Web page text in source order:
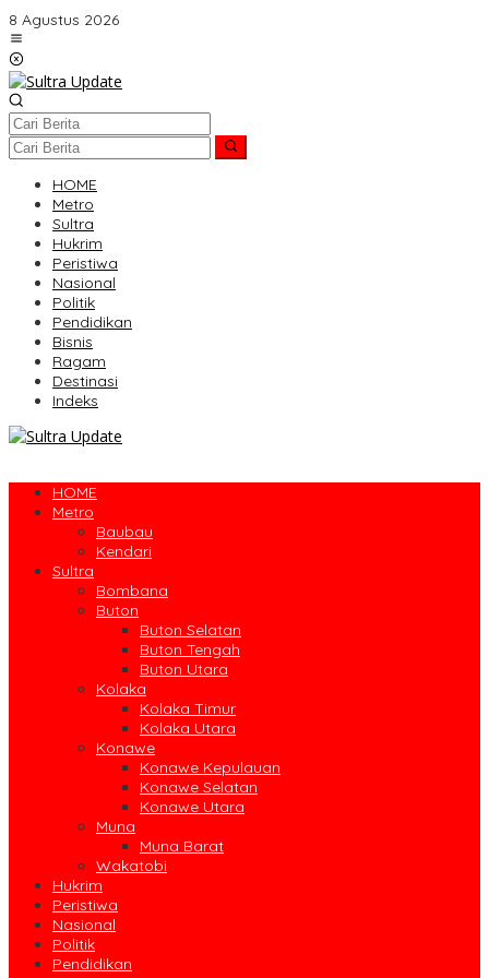
Lewati
ke
konten
8 Agustus 2026
HOME
Metro
Sultra
Hukrim
Peristiwa
Nasional
Politik
Pendidikan
Bisnis
Ragam
Destinasi
Indeks
HOME
Metro
Baubau
Kendari
Sultra
Bombana
Buton
Buton Selatan
Buton Tengah
Buton Utara
Kolaka
Kolaka Timur
Kolaka Utara
Konawe
Konawe Kepulauan
Konawe Selatan
Konawe Utara
Muna
Muna Barat
Wakatobi
Hukrim
Peristiwa
Nasional
Politik
Pendidikan